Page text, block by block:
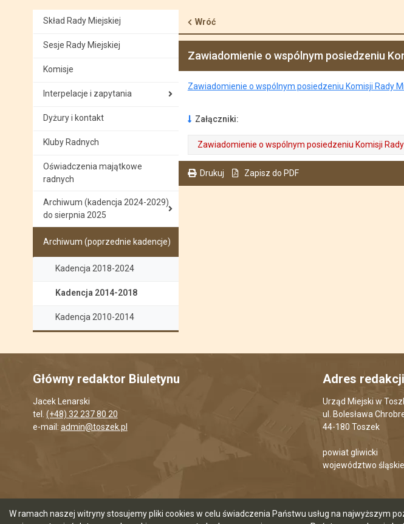
W ramach naszej witryny stosujemy pliki cookies w celu świadczenia Państwu usług na najwyższym
Skład Rady Miejskiej
Sesje Rady Miejskiej
Komisje
Interpelacje i zapytania
Dyżury i kontakt
Kluby Radnych
Oświadczenia majątkowe
radnych
Archiwum (kadencja 2024-2029)
do sierpnia 2025
Archiwum (poprzednie kadencje)
Kadencja 2018-2024
Kadencja 2014-2018
Kadencja 2010-2014
Wróć
Zawiadomienie o wspólnym posiedzeniu
Zawiadomienie o wspólnym posiedzeniu Komisji Rady
Załączniki:
Zawiadomienie o wspólnym posiedzeniu Komisji
Drukuj Zapisz do PDF
Główny redaktor Biuletynu
Jacek Lenarski
tel. (+48) 32 237 80 20
e-mail: admin@toszek.pl
Adres
Urząd Miejski w
ul. Bolesława
44-180 Toszek
powiat gliwicki
województwo śląskie